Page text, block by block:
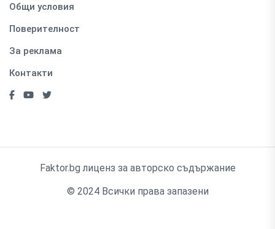
Общи условия
Поверителност
За реклама
Контакти
Faktor.bg лиценз за авторско съдържание
© 2024 Всички права запазени